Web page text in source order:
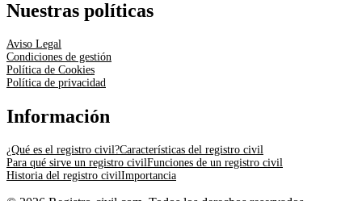
Nuestras políticas
Aviso Legal
Condiciones de gestión
Política de Cookies
Política de privacidad
Información
¿Qué es el registro civil?Características del registro civil
Para qué sirve un registro civilFunciones de un registro civil
Historia del registro civilImportancia